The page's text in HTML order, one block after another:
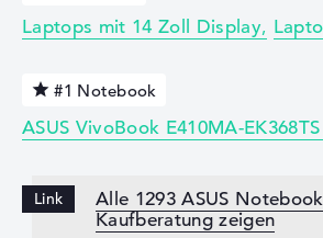
Laptops mit 14 Zoll Display
#1 Notebook
ASUS VivoBook E410MA-
Alle 1293 ASUS
Kaufberatung zeigen